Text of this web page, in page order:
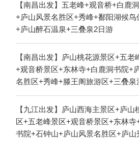
【南昌出发】五老峰+观音桥+白鹿
+庐山风景名胜区+秀峰+鄱阳湖候鸟
+庐山醉石温泉+三叠泉2日游
【南昌出发】庐山桃花源景区+五老
+观音桥景区+东林寺+白鹿洞书院+
名胜区+秀峰+滕王阁旅游区+三叠泉
汤温泉+鄱阳湖候鸟保护区+醉石温
泉+三叠泉+宋美龄别墅+九叠屏+香
林大佛2日游
【九江出发】庐山西海主景区+庐山
区+五老峰景区+观音桥景区+东林寺
书院+石钟山+庐山风景名胜区+庐山